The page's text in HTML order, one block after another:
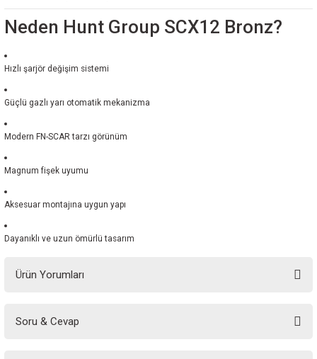
Neden Hunt Group SCX12 Bronz?
Hızlı şarjör değişim sistemi
Güçlü gazlı yarı otomatik mekanizma
Modern FN-SCAR tarzı görünüm
Magnum fişek uyumu
Aksesuar montajına uygun yapı
Dayanıklı ve uzun ömürlü tasarım
Ürün Yorumları
Soru & Cevap